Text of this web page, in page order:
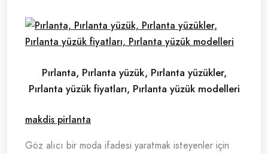
Pırlanta, Pırlanta yüzük, Pırlanta yüzükler,
Pırlanta yüzük fiyatları, Pırlanta yüzük modelleri
makdis pirlanta
Göz alıcı bir moda ifadesi yaratmak isteyenler için